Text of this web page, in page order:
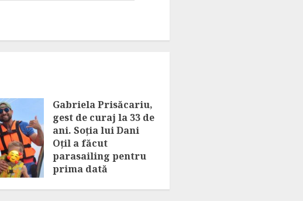
Gabriela Prisăcariu,
gest de curaj la 33 de
ani. Soția lui Dani
Oțil a făcut
parasailing pentru
prima dată